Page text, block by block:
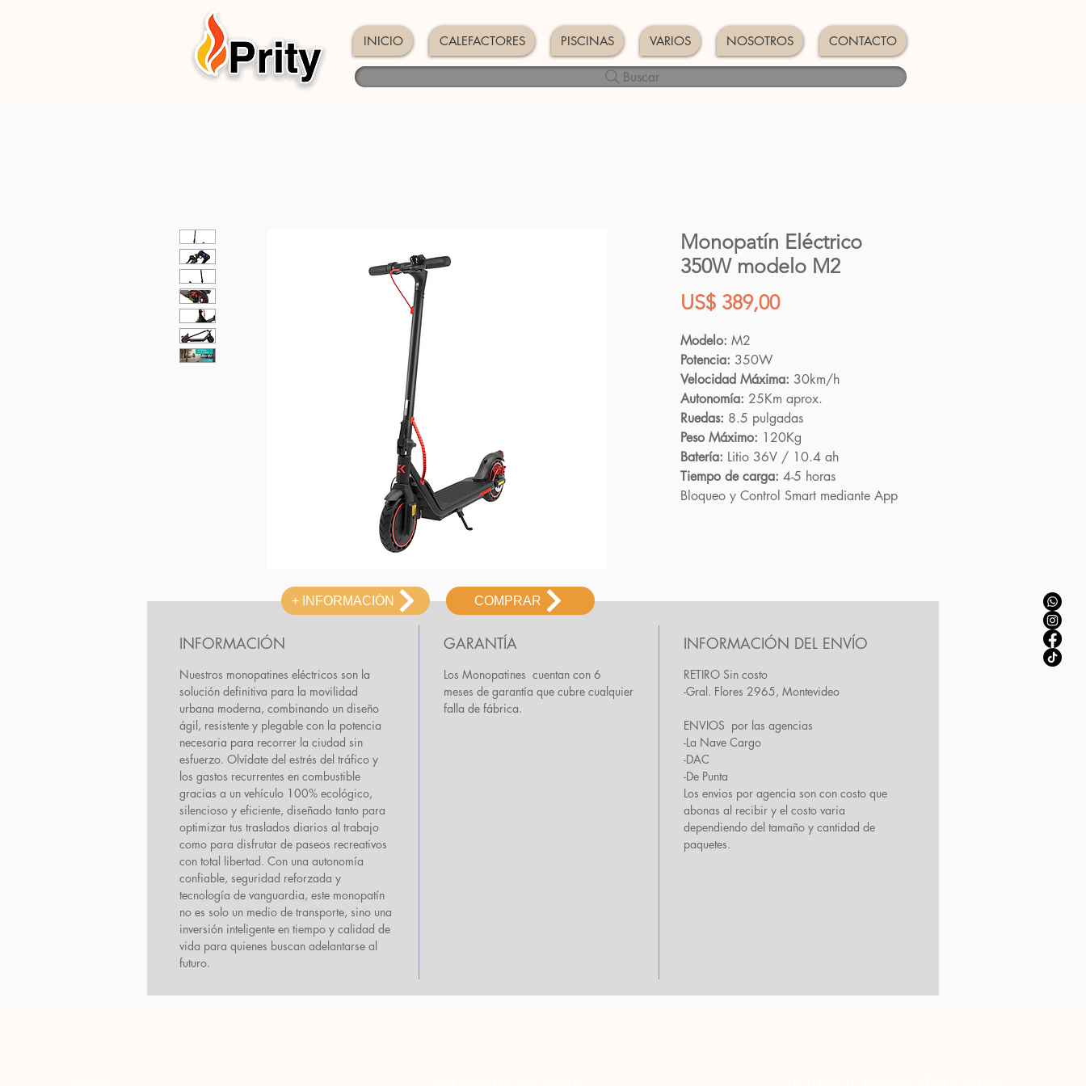
INICIO CALEFACTORES PISCINAS VARIOS NOSOTROS CONTACTO
Buscar
Monopatín Eléctrico
350W modelo M2
US$ 389,00Precio
Modelo: M2
Potencia: 350W
Velocidad Máxima: 30km/h
Autonomía: 25Km aprox.
Ruedas: 8.5 pulgadas
Peso Máximo: 120Kg
Batería: Litio 36V / 10.4 ah
Tiempo de carga: 4-5 horas
Bloqueo y Control Smart mediante App
INFORMACIÓN
Nuestros monopatines eléctricos son la
solución definitiva para la movilidad
urbana moderna, combinando un diseño
ágil, resistente y plegable con la potencia
necesaria para recorrer la ciudad sin
esfuerzo. Olvídate del estrés del tráfico y
los gastos recurrentes en combustible
gracias a un vehículo 100% ecológico,
silencioso y eficiente, diseñado tanto para
optimizar tus traslados diarios al trabajo
como para disfrutar de paseos recreativos
con total libertad. Con una autonomía
confiable, seguridad reforzada y
tecnología de vanguardia, este monopatín
no es solo un medio de transporte, sino una
inversión inteligente en tiempo y calidad de
vida para quienes buscan adelantarse al
futuro.
GARANTÍA
Los Monopatines cuentan con 6
meses de garantía que cubre cualquier
falla de fábrica.
INFORMACIÓN DEL ENVÍO
RETIRO Sin costo
-Gral. Flores 2965, Montevideo
ENVIOS por las agencias
-La Nave Cargo
-DAC
-De Punta
Los envios por agencia son con costo que
abonas al recibir y el costo varia
dependiendo del tamaño y cantidad de
paquetes.
COMPRAR
+ INFORMACIÓN